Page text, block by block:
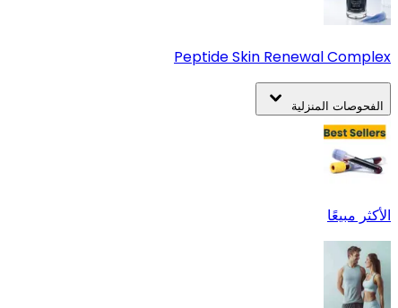
Peptide Skin Renewal Complex
الفحوصات المنزلية
الأكثر مبيعًا